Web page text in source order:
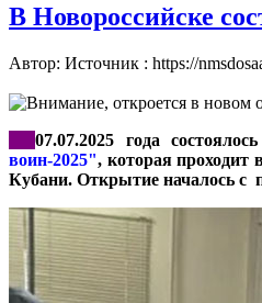
В Новороссийске
Автор: Источник : https://
07.07.2025 года
воин-2025", которая
Кубани. Открытие началось